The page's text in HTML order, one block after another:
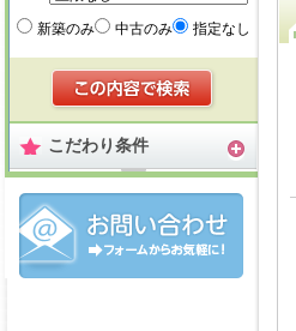
新築のみ
中古のみ 指定なし
こだわり条件